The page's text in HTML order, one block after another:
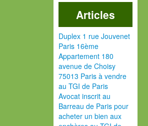
Articles
Duplex 1 rue Jouvenet
Paris 16ème
Appartement 180
avenue de Choisy
75013 Paris à vendre
au TGI de Paris
Avocat inscrit au
Barreau de Paris pour
acheter un bien aux